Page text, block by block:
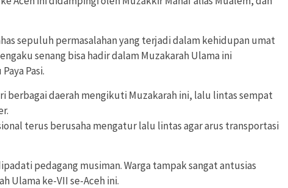
sepuluh permasalahan yang terjadi dalam kehidupan umat
senang bisa hadir dalam Muzakarah Ulama ini
Pasi.
berbagai daerah mengikuti Muzakarah ini, lalu lintas sempat
terus berusaha mengatur lalu lintas agar arus transportasi
pedagang musiman. Warga tampak sangat antusias
Ulama ke-VII se-Aceh ini.